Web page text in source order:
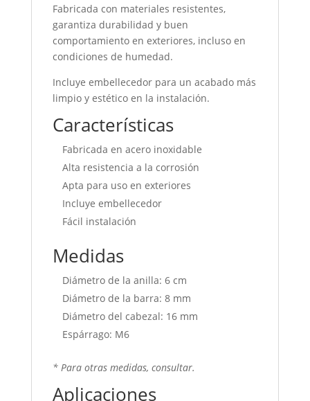
Fabricada con materiales resistentes,
garantiza durabilidad y buen
comportamiento en exteriores, incluso en
condiciones de humedad.
Incluye embellecedor para un acabado más
limpio y estético en la instalación.
Características
Fabricada en acero inoxidable
Alta resistencia a la corrosión
Apta para uso en exteriores
Incluye embellecedor
Fácil instalación
Medidas
Diámetro de la anilla: 6 cm
Diámetro de la barra: 8 mm
Diámetro del cabezal: 16 mm
Espárrago: M6
* Para otras medidas, consultar.
Aplicaciones